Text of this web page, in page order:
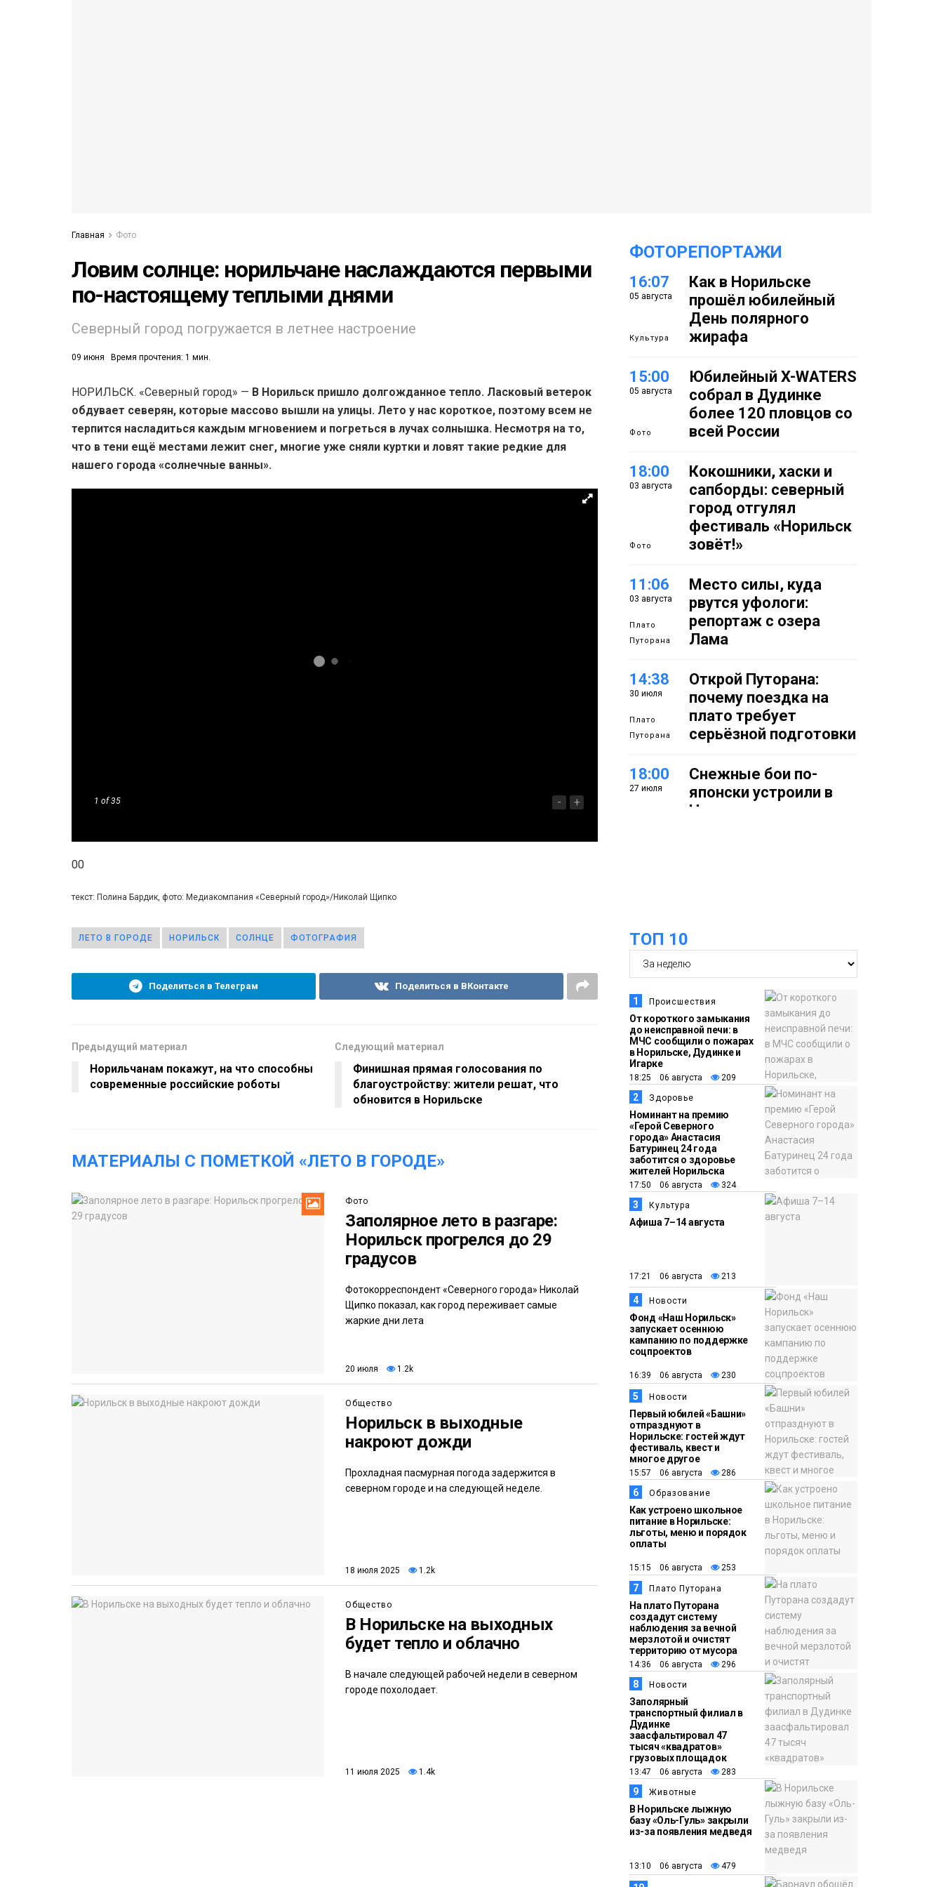
Главная Фото
Ловим солнце: норильчане наслаждаются первыми
по-настоящему теплыми днями
Северный город погружается в летнее настроение
09 июня Время прочтения: 1 мин.
НОРИЛЬСК. «Северный город» — В Норильск пришло долгожданное тепло. Ласковый ветерок
обдувает северян, которые массово вышли на улицы. Лето у нас короткое, поэтому всем не
терпится насладиться каждым мгновением и погреться в лучах солнышка. Несмотря на то,
что в тени ещё местами лежит снег, многие уже сняли куртки и ловят такие редкие для
нашего города «солнечные ванны».
1 of 35 - +
00
текст: Полина Бардик, фото: Медиакомпания «Северный город»/Николай Щипко
ЛЕТО В ГОРОДЕ НОРИЛЬСК СОЛНЦЕ ФОТОГРАФИЯ
Поделиться в Телеграм Поделиться в ВКонтакте
Предыдущий материал
Норильчанам покажут, на что способны
современные российские роботы
Следующий материал
Финишная прямая голосования по
благоустройству: жители решат, что
обновится в Норильске
МАТЕРИАЛЫ С ПОМЕТКОЙ «ЛЕТО В ГОРОДЕ»
Фото
Заполярное лето в разгаре:
Норильск прогрелся до 29
градусов
Фотокорреспондент «Северного города» Николай
Щипко показал, как город переживает самые
жаркие дни лета
20 июля 1.2k
Общество
Норильск в выходные
накроют дожди
Прохладная пасмурная погода задержится в
северном городе и на следующей неделе.
18 июля 2025 1.2k
Общество
В Норильске на выходных
будет тепло и облачно
В начале следующей рабочей недели в северном
городе похолодает.
11 июля 2025 1.4k
ФОТОРЕПОРТАЖИ
16:07
05 августа
Культура
Как в Норильске
прошёл юбилейный
День полярного
жирафа
15:00
05 августа
Фото
Юбилейный X-WATERS
собрал в Дудинке
более 120 пловцов со
всей России
18:00
03 августа
Фото
Кокошники, хаски и
сапборды: северный
город отгулял
фестиваль «Норильск
зовёт!»
11:06
03 августа
Плато
Путорана
Место силы, куда
рвутся уфологи:
репортаж с озера
Лама
14:38
30 июля
Плато
Путорана
Открой Путорана:
почему поездка на
плато требует
серьёзной подготовки
18:00
27 июля
Снежные бои по-
японски устроили в
Норильске
18:05
23 июля
Фото
Автопарк АТО «ЦАТК»
ЗФ «Норникеля»
пополнился новой
техникой для работы
в условиях Заполярья
18:00
21 июля
Фото
Пожарный кроссфит
стал одним из самых
зрелищных событий
праздничных
выходных в
Норильске
18:30
20 июля
Заполярное лето в
разгаре: Норильск
ТОП 10
1 Происшествия
От короткого замыкания
до неисправной печи: в
МЧС сообщили о пожарах
в Норильске, Дудинке и
Игарке
18:25 06 августа 209
2 Здоровье
Номинант на премию
«Герой Северного
города» Анастасия
Батуринец 24 года
заботится о здоровье
жителей Норильска
17:50 06 августа 324
3 Культура
Афиша 7–14 августа
17:21 06 августа 213
4 Новости
Фонд «Наш Норильск»
запускает осеннюю
кампанию по поддержке
соцпроектов
16:39 06 августа 230
5 Новости
Первый юбилей «Башни»
отпразднуют в
Норильске: гостей ждут
фестиваль, квест и
многое другое
15:57 06 августа 286
6 Образование
Как устроено школьное
питание в Норильске:
льготы, меню и порядок
оплаты
15:15 06 августа 253
7 Плато Путорана
На плато Путорана
создадут систему
наблюдения за вечной
мерзлотой и очистят
территорию от мусора
14:36 06 августа 296
8 Новости
Заполярный
транспортный филиал в
Дудинке
заасфальтировал 47
тысяч «квадратов»
грузовых площадок
13:47 06 августа 283
9 Животные
В Норильске лыжную
базу «Оль-Гуль» закрыли
из-за появления медведя
13:10 06 августа 479